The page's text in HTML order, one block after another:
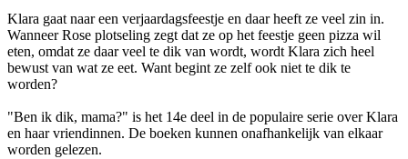
Klara gaat naar een verjaardagsfeestje en daar heeft ze veel zin in.
Wanneer Rose plotseling zegt dat ze op het feestje geen pizza wil
eten, omdat ze daar veel te dik van wordt, wordt Klara zich heel
bewust van wat ze eet. Want begint ze zelf ook niet te dik te
worden?
"Ben ik dik, mama?" is het 14e deel in de populaire serie over Klara
en haar vriendinnen. De boeken kunnen onafhankelijk van elkaar
worden gelezen.